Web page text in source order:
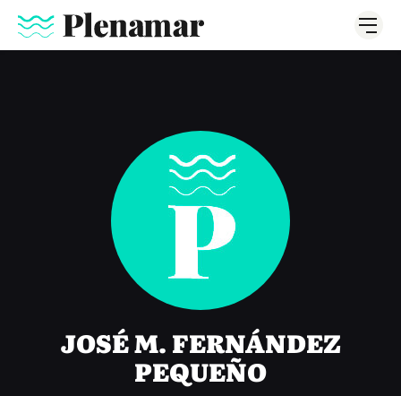
JOSÉ M. FERNÁNDEZ
PEQUEÑO